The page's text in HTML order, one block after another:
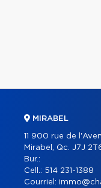
MIRABEL
11 900 rue de
Mirabel, Qc. J7J
Bur.:
Cell.: 514 231-1388
Courriel: